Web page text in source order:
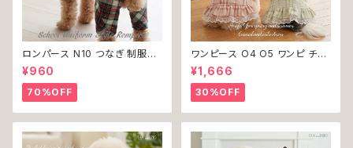
ロンパース N10 つなぎ 制服風
チェック柄 グレー 灰色 コスチュ
ーム コスプレ ドッグウェア dog
犬 猫 ペット 服 犬服 洋服 オシ
ャレ かわいい 小型犬 返品交換
不可
¥960
70%OFF
ワンピース O4 O5 ワンピ チェ
ック プリーツ レース 女の子 犬
犬服 小型 猫 服 洋服 ペット do
g ドッグウェア おしゃれ かわい
い 返品交換不可
¥1,666
30%OFF